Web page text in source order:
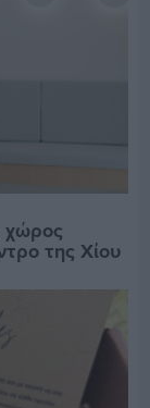
χώρος
της Χίου